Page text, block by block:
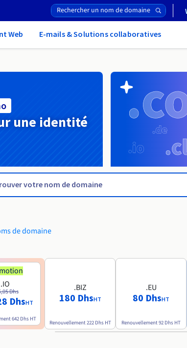
Web E-mails & Solutions collaboratives
une identité
de domaine
.IO
Dhs
DhsHT
642 Dhs HT
.BIZ
180 DhsHT
Renouvellement222 Dhs HT
.EU
80 DhsHT
Renouvellement92 Dhs HT